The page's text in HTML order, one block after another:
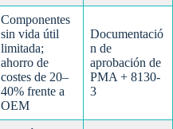
Componentes
sin vida útil
limitada;
ahorro de
costes de 20–
40% frente a
OEM
Documentació
n de
aprobación de
PMA + 8130-
3